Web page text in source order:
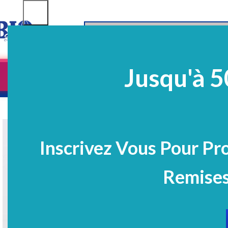
Jusqu'à
Inscrivez Vous Pour
EquipementsEQ Médico-Dentaires